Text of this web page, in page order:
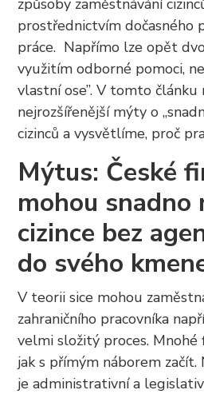
prostřednictvím dočasného
práce. Napřímo lze opět
využitím odborné pomoci,
vlastní ose”. V tomto článku
nejrozšířenější mýty o
cizinců a vysvětlíme, proč
Mýtus: České
mohou snadno
cizince bez
do svého
V teorii sice mohou
zahraničního pracovníka
velmi složitý proces.
jak s přímým náborem
je administrativní a